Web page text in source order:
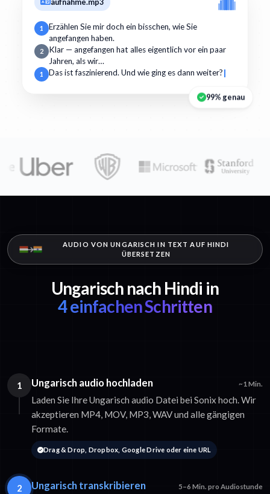
1
Erzählen Sie mir doch ein bisschen, wie Sie
angefangen haben.
2
Klar — angefangen hat alles eigentlich vor ein paar
Jahren, als wir…
1 Das ist faszinierend. Und wie ging es dann weiter?
99% genau
AUDIO VON UNGARISCH IN TEXT AUF HINDI
ÜBERSETZEN
Ungarisch nach Hindi in
4 einfachen Schritten
1 Ungarisch audio hochladen ~1 Min.
Laden Sie Ihre Ungarisch audio Datei bei Sonix hoch. Wir
akzeptieren MP4, MOV, MP3, WAV und alle gängigen
Formate.
Drag & Drop, Dropbox, Google Drive oder eine URL
2 Ungarisch transkribieren 5–6 Min. pro Audiostunde